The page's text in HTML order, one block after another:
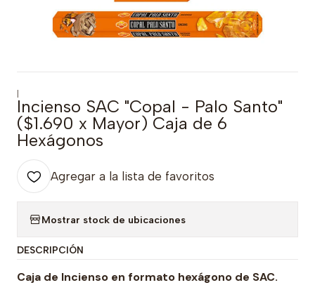
|
Incienso SAC "Copal - Palo Santo"
($1.690 x Mayor) Caja de 6
Hexágonos
Agregar a la lista de favoritos
Mostrar stock de ubicaciones
DESCRIPCIÓN
Caja de Incienso en formato hexágono de SAC.